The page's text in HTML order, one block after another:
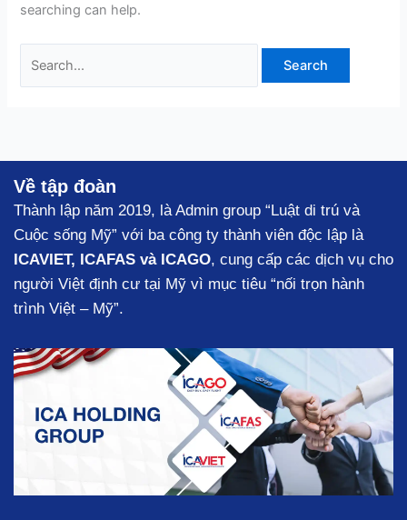
searching can help.
Về tập đoàn
Thành lập năm 2019, là Admin group “Luật di trú và
Cuộc sống Mỹ” với ba công ty thành viên độc lập là
ICAVIET, ICAFAS và ICAGO, cung cấp các dịch vụ cho
người Việt định cư tại Mỹ vì mục tiêu “nối trọn hành
trình Việt – Mỹ”.